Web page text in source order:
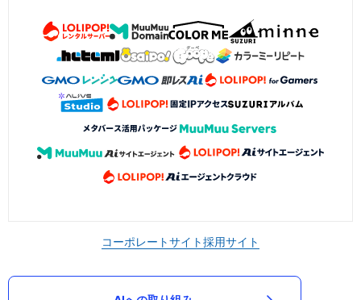
コーポレートサイト採用サイト